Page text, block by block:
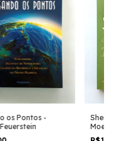
os Pontos -
Shen